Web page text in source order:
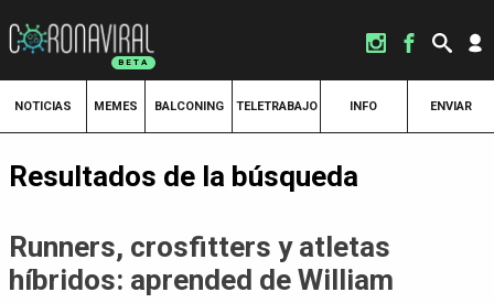
NOTICIAS MEMES BALCONING TELETRABAJO INFO ENVIAR
Resultados de la búsqueda
Runners, crosfitters y atletas
híbridos: aprended de William